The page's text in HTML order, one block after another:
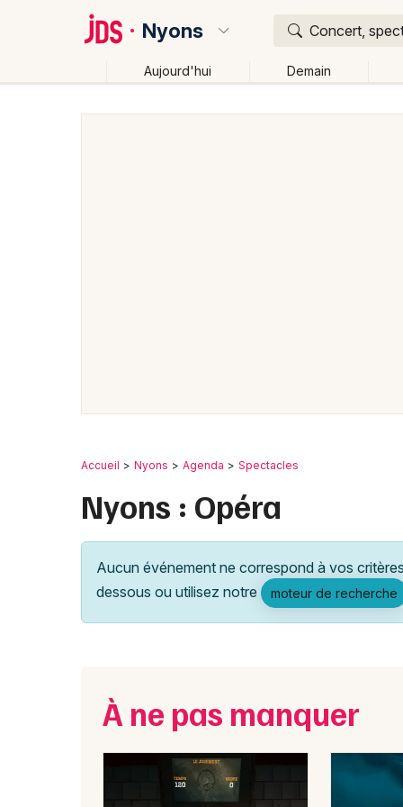
Nyons Concert,
Aujourd'hui Demain
Accueil Nyons Agenda Spectacles
Nyons : Opéra
Aucun événement ne correspond à vos
dessous ou utilisez notre
moteur de recherche
À ne pas manquer